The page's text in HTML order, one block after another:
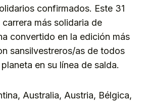
confirmados. Este 31
más solidaria de
convertido en la edición más
sansilvestreros/as de todos
en su línea de salda.
Australia, Austria, Bélgica,